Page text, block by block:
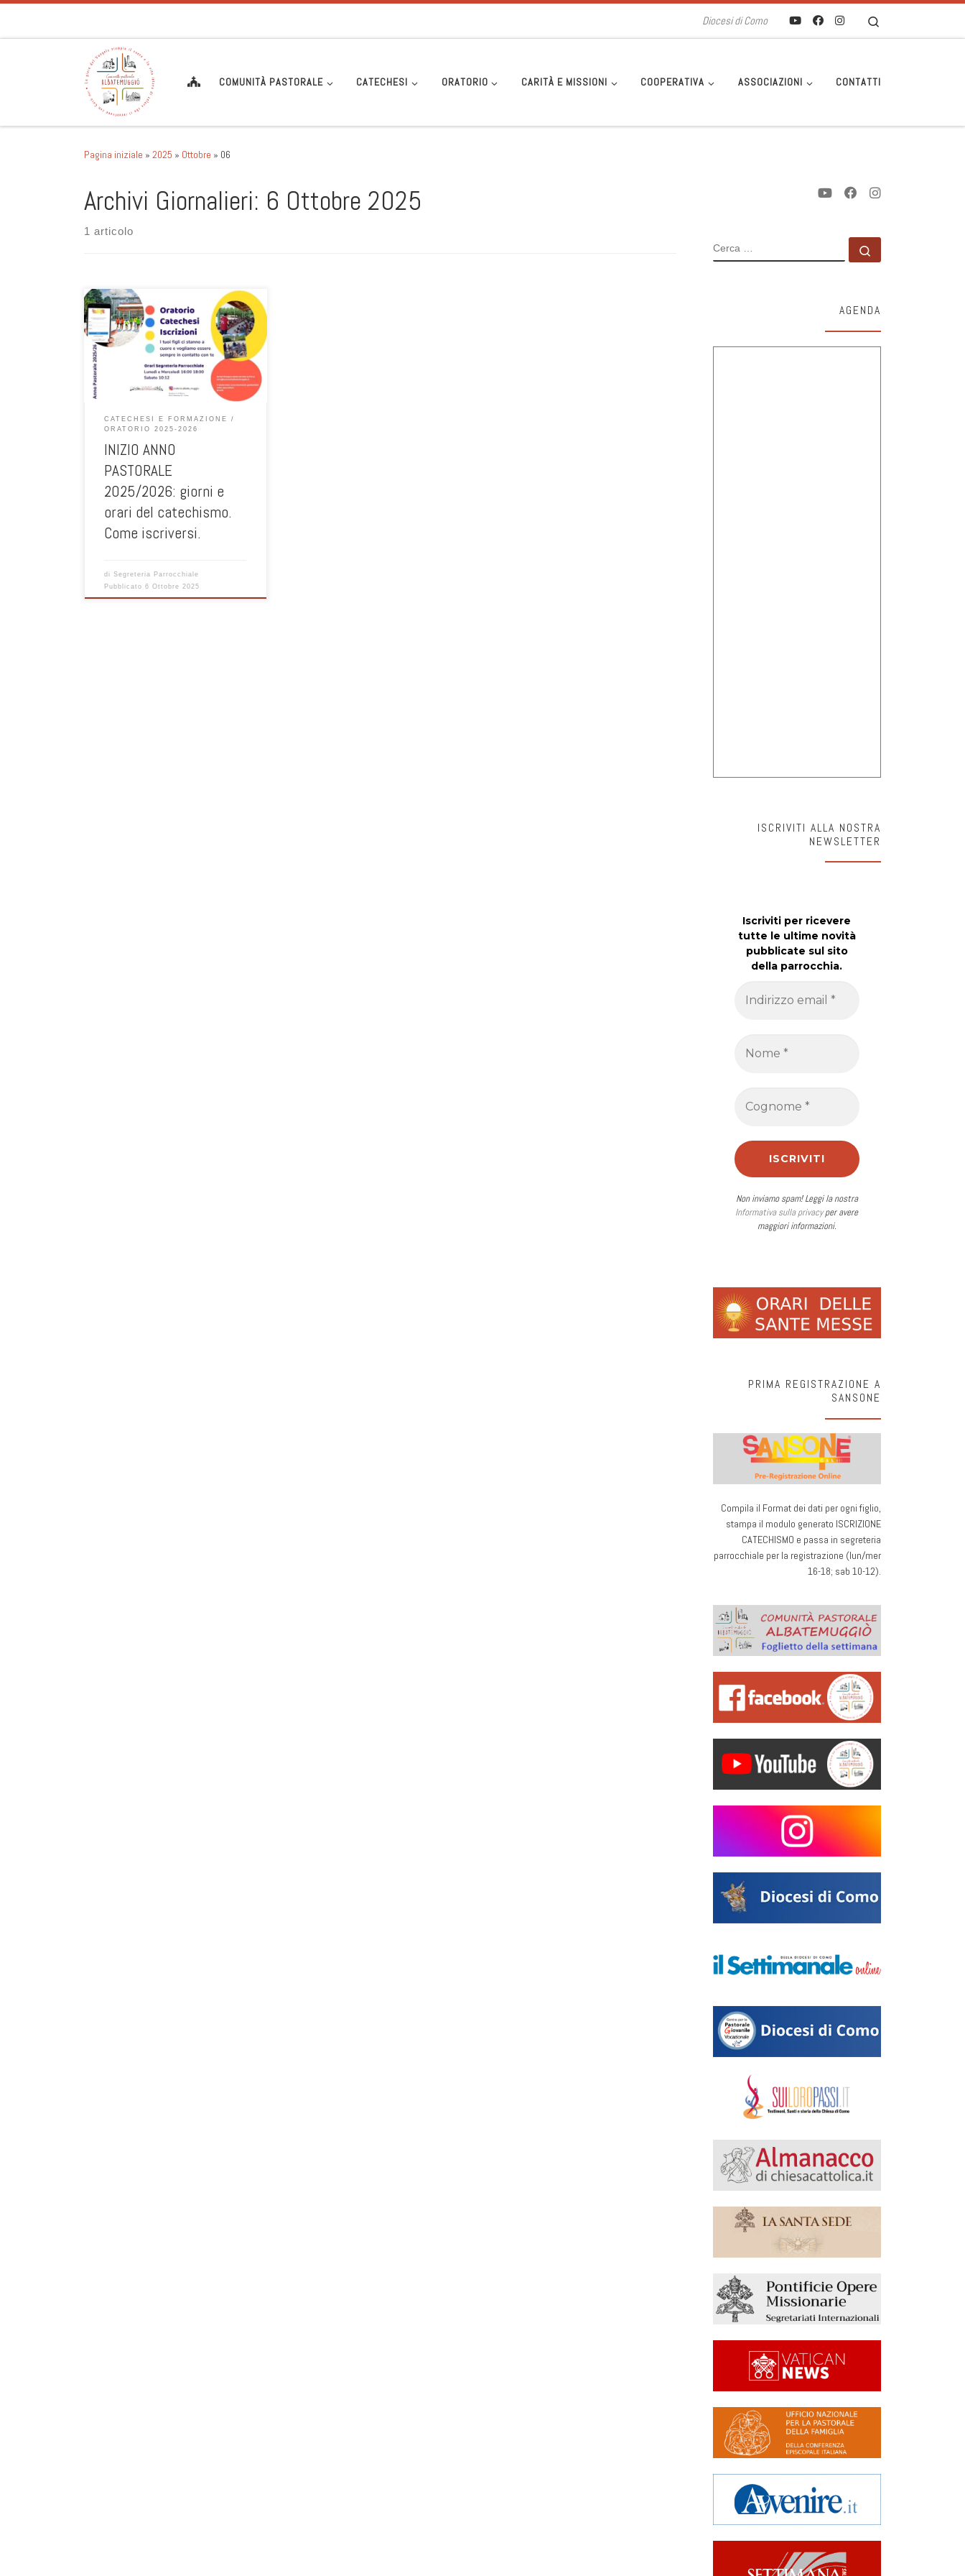
Diocesi di Como
COMUNITÀ PASTORALE CATECHESI ORATORIO CARITÀ E MISSIONI COOPERATIVA ASSOCIAZIONI CONTATTI
Pagina iniziale » 2025 » Ottobre » 06
Archivi Giornalieri: 6 Ottobre 2025
1 articolo
Da lunedì 6 ottobre iniziaranno gli
incontri di catechesi dalle 16:45 alle
18:00 per le elementari in Centro
Parrocchiale: Il gruppo MEDIE si troverà
il giovedì dalle 16:30 alle 17:30 in
Oratorio e gli ADOLESCENTI sempre il
giovedì alle 21:00 in Oratorio. Si ricorda
all’Anno Pastorale, […]
CATECHESI E FORMAZIONE
ORATORIO 2025-2026
INIZIO ANNO
PASTORALE
2025/2026: giorni e
orari del catechismo.
Come iscriversi.
diSegreteria Parrocchiale
Pubblicato6 Ottobre 2025
CERCA
AGENDA
ISCRIVITI ALLA NOSTRA
NEWSLETTER
Iscriviti per ricevere
tutte le ultime novità
pubblicate sul sito
della parrocchia.
Non inviamo spam! Leggi la nostra
Informativa sulla privacyper avere
maggiori informazioni.
PRIMA REGISTRAZIONE A
SANSONE
Compila il Format dei dati per ogni figlio,
stampa il modulo generato ISCRIZIONE
CATECHISMO e passa in segreteria
parrocchiale per la registrazione (lun/mer
16-18; sab 10-12).